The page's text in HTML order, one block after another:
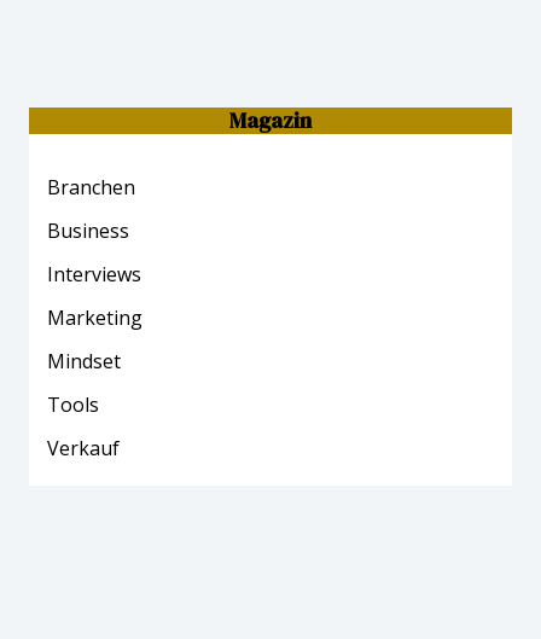
Magazin
Branchen
Business
Interviews
Marketing
Mindset
Tools
Verkauf